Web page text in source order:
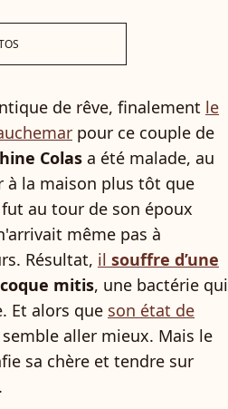
de rêve, finalement le
pour ce couple de
Colas a été malade, au
la maison plus tôt que
au tour de son époux
même pas à
Résultat, il souffre d’une
mitis, une bactérie qui
Et alors que son état de
aller mieux. Mais le
sa chère et tendre sur